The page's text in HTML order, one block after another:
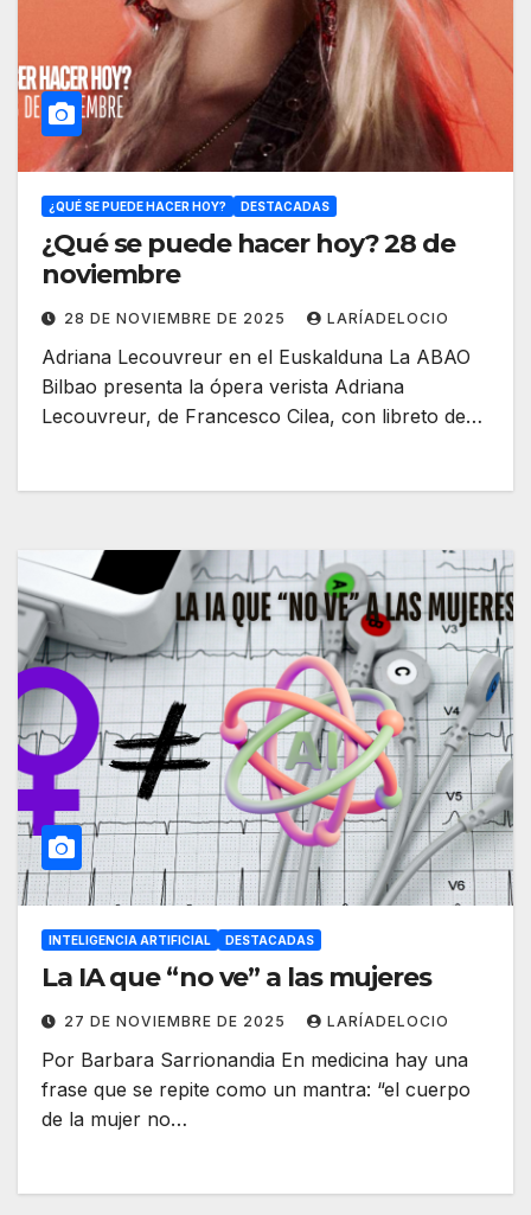
¿QUÉ SE PUEDE HACER HOY? DESTACADAS
¿Qué se puede hacer hoy? 28 de
noviembre
28 DE NOVIEMBRE DE 2025 LARÍADELOCIO
Adriana Lecouvreur en el Euskalduna La ABAO
Bilbao presenta la ópera verista Adriana
Lecouvreur, de Francesco Cilea, con libreto de…
INTELIGENCIA ARTIFICIAL DESTACADAS
La IA que “no ve” a las mujeres
27 DE NOVIEMBRE DE 2025 LARÍADELOCIO
Por Barbara Sarrionandia En medicina hay una
frase que se repite como un mantra: “el cuerpo
de la mujer no…